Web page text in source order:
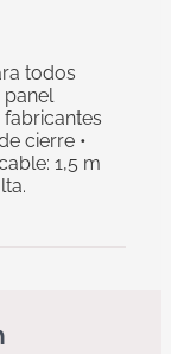
todos
panel
cierre •
1,5 m